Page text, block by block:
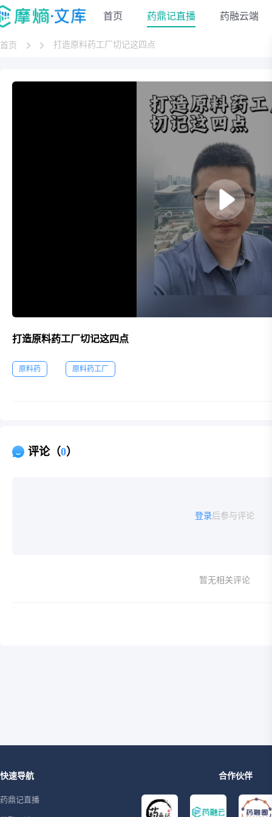
首页 药鼎记直播 药融云端
首页 打造原料药工厂切记这四点
打造原料药工厂切记这四点
原料药 原料药工厂
评论（0）
登录后参与评论
暂无相关评论
快速导航
药鼎记直播
合作伙伴